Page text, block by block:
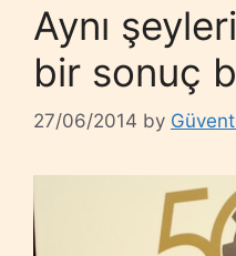
Aynı
bir sonuç
27/06/2014 by